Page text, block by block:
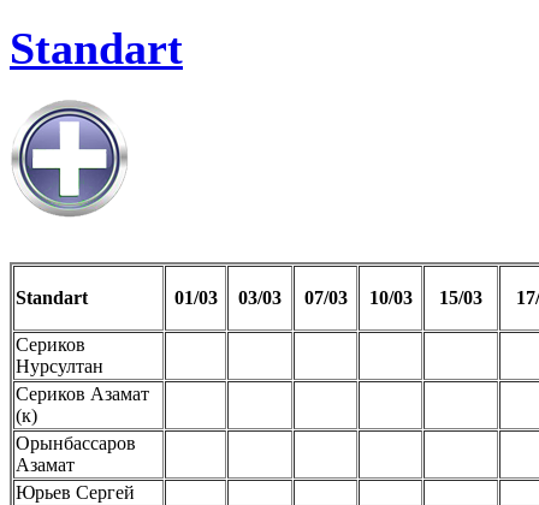
Standart
Standart 01/03 03/03 07/03 10/03 15/03
Сериков
Нурсултан
Сериков Азамат
(к)
Орынбассаров
Азамат
Юрьев Сергей